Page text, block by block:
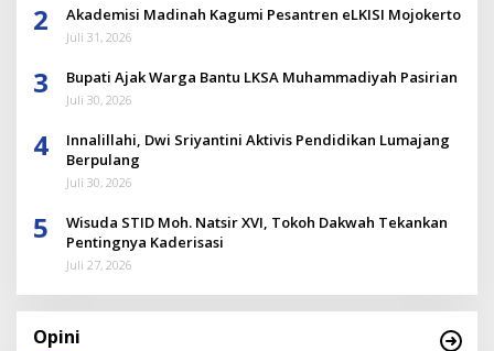
2 Akademisi Madinah Kagumi Pesantren eLKISI Mojokerto
Juli 31, 2026
3 Bupati Ajak Warga Bantu LKSA Muhammadiyah Pasirian
Juli 30, 2026
4
Innalillahi, Dwi Sriyantini Aktivis Pendidikan Lumajang
Berpulang
Juli 30, 2026
5
Wisuda STID Moh. Natsir XVI, Tokoh Dakwah Tekankan
Pentingnya Kaderisasi
Juli 27, 2026
Opini